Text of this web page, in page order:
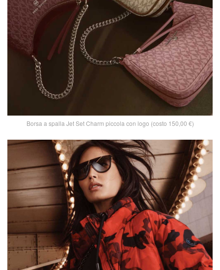
Borsa a spalla Jet Set Charm piccola con logo (costo 150,00 €)